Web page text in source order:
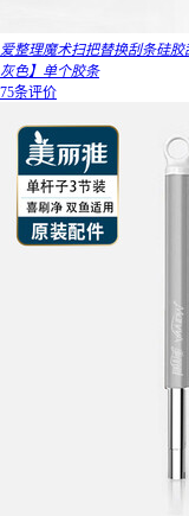
爱整理魔术扫把替换刮条硅
灰色】单个胶条
75条评价